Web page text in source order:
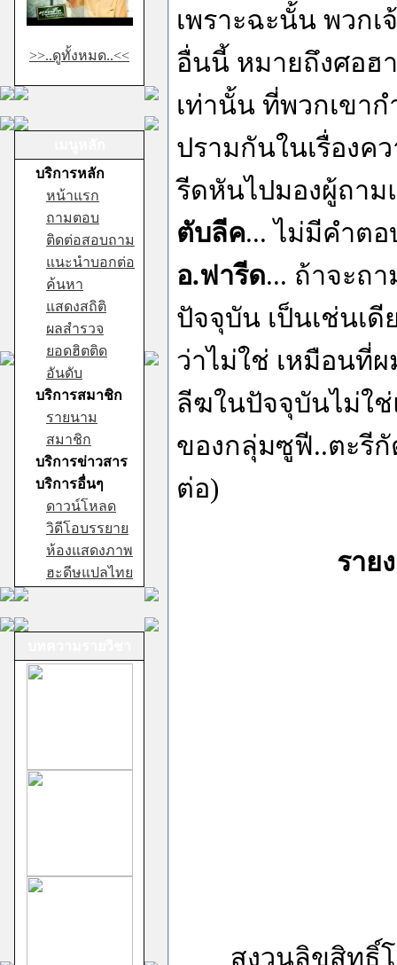
>>..ดูทั้งหมด..<<
บริการหลัก
หน้าแรก
ถามตอบ
ติดต่อสอบถาม
แนะนำบอกต่อ
ค้นหา
แสดงสถิติ
ผลสำรวจ
ยอดฮิตติด
อันดับ
บริการสมาชิก
รายนาม
สมาชิก
บริการข่าวสาร
บริการอื่นๆ
ดาวน์โหลด
วิดีโอบรรยาย
ห้องแสดงภาพ
ฮะดีษแปลไทย
เพราะฉะนั้น พวก
อื่นนี้ หมายถึงศอฮ
เท่านั้น ที่พวกเขา
ปรามกันในเรื่องค
รีดหันไปมองผู้ถา
ตับลีค... ไม่มีคำตอ
อ.ฟารีด... ถ้าจะถ
ปัจจุบัน เป็นเช่นเ
ว่าไม่ใช่ เหมือนที่
ลีฆในปัจจุบันไม่ใ
ของกลุ่มซูฟี..ตะรีกั
ต่อ)
ราย
สงวนลิขสิทธิ์